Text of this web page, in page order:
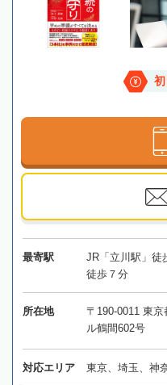
最寄駅
JR「立川駅」徒
徒歩７分
所在地
〒190-0011 東
ル鶴間602号
対応エリア 東京、埼玉、神